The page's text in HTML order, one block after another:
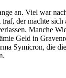
an. Viel war
der machte
Manche
Geld in
Symicron, die